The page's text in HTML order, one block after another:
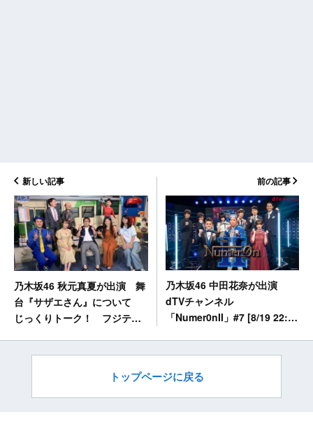
新しい記事
乃木坂46 秋元真夏が出演 舞
台『サザエさん』について
じっくりトーク！ フジテレ
前の記事
乃木坂46 中田花奈が出演
dTVチャンネル
「Numer0nII」#7 [8/19 22:00
トップページに戻る